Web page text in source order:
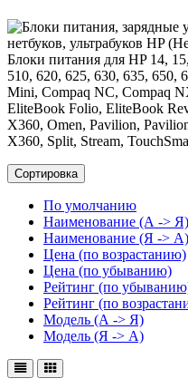
Блоки питания для HP 14,
510, 620, 625, 630, 635, 650,
Mini, Compaq NC, Compaq
EliteBook Folio, EliteBook
X360, Omen, Pavilion,
X360, Split, Stream,
Сортировка
По умолчанию
Наименование (А -> Я)
Наименование (Я -> А)
Цена (по возрастанию)
Цена (по убыванию)
Рейтинг (по
Рейтинг (по
Модель (А -> Я)
Модель (Я -> А)